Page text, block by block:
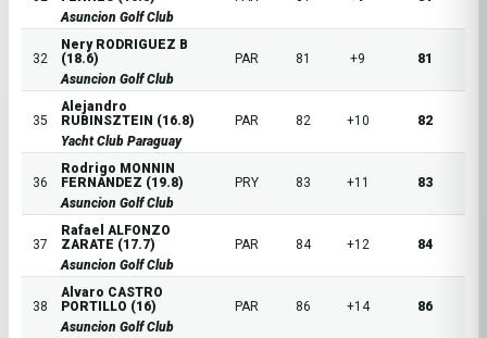
Asuncion Golf Club
32
Nery RODRIGUEZ B
(18.6)
Asuncion Golf Club
PAR 81 +9 81
35
Alejandro
RUBINSZTEIN (16.8)
Yacht Club Paraguay
PAR 82 +10 82
36
Rodrigo MONNIN
FERNANDEZ (19.8)
Asuncion Golf Club
PRY 83 +11 83
37
Rafael ALFONZO
ZARATE (17.7)
Asuncion Golf Club
PAR 84 +12 84
38
Alvaro CASTRO
PORTILLO (16)
Asuncion Golf Club
PAR 86 +14 86